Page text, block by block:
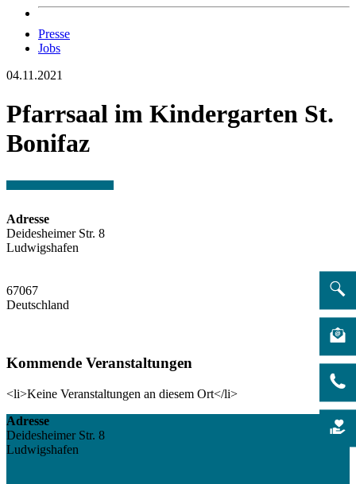
Presse
Jobs
04.11.2021
Pfarrsaal im Kindergarten St.
Bonifaz
Adresse
Deidesheimer Str. 8
Ludwigshafen
67067
Deutschland
Kommende Veranstaltungen
<li>Keine Veranstaltungen an diesem Ort</li>
Adresse
Deidesheimer Str. 8
Ludwigshafen